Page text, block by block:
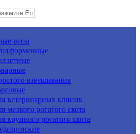
весы
взвешивания
ветеринарных клиник
мелкого рогатого скота
крупного рогатого скота